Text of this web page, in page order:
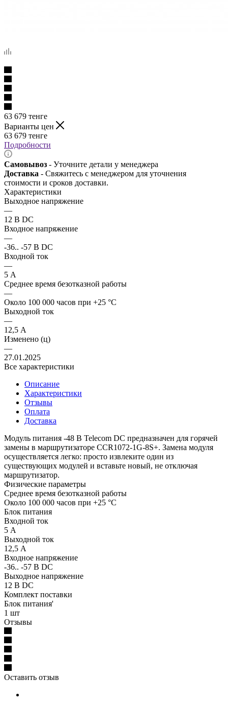
63 679 тенге
Варианты цен
63 679 тенге
Подробности
Самовывоз - Уточните детали у менеджера
Доставка - Свяжитесь с менеджером для уточнения
стоимости и сроков доставки.
Характеристики
Выходное напряжение
—
12 В DC
Входное напряжение
—
-36.. -57 В DC
Входной ток
—
5 А
Среднее время безотказной работы
—
Около 100 000 часов при +25 °C
Выходной ток
—
12,5 А
Изменено (ц)
—
27.01.2025
Все характеристики
Описание
Характеристики
Отзывы
Оплата
Доставка
Модуль питания -48 В Telecom DC предназначен для горячей
замены в маршрутизаторе CCR1072-1G-8S+. Замена модуля
осуществляется легко: просто извлеките один из
существующих модулей и вставьте новый, не отключая
маршрутизатор.
Физические параметры
Среднее время безотказной работы
Около 100 000 часов при +25 °C
Блок питания
Входной ток
5 А
Выходной ток
12,5 А
Входное напряжение
-36.. -57 В DC
Выходное напряжение
12 В DC
Комплект поставки
Блок питания'
1 шт
Отзывы
Оставить отзыв